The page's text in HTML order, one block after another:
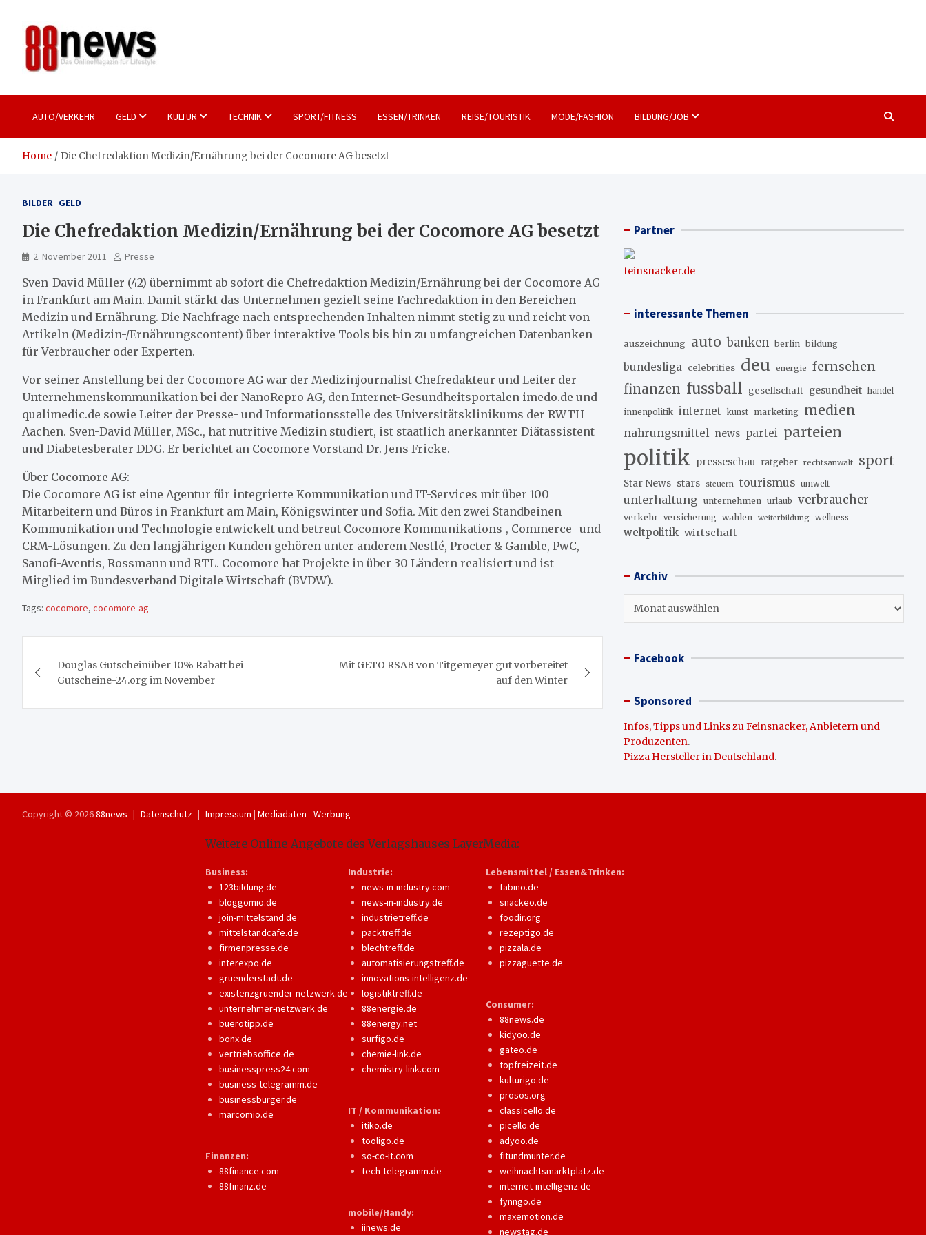
AUTO/VERKEHR GELD KULTUR TECHNIK SPORT/FITNESS ESSEN/TRINKEN REISE/TOURISTIK MODE/FASHION BILDUNG/JOB
Home Die Chefredaktion Medizin/Ernährung bei der Cocomore AG besetzt
BILDER GELD
Die Chefredaktion Medizin/Ernährung bei der Cocomore AG besetzt
2. November 2011 Presse
Sven-David Müller (42) übernimmt ab sofort die Chefredaktion Medizin/Ernährung bei der Cocomore AG
in Frankfurt am Main. Damit stärkt das Unternehmen gezielt seine Fachredaktion in den Bereichen
Medizin und Ernährung. Die Nachfrage nach entsprechenden Inhalten nimmt stetig zu und reicht von
Artikeln (Medizin-/Ernährungscontent) über interaktive Tools bis hin zu umfangreichen Datenbanken
für Verbraucher oder Experten.
Vor seiner Anstellung bei der Cocomore AG war der Medizinjournalist Chefredakteur und Leiter der
Unternehmenskommunikation bei der NanoRepro AG, den Internet-Gesundheitsportalen imedo.de und
qualimedic.de sowie Leiter der Presse- und Informationsstelle des Universitätsklinikums der RWTH
Aachen. Sven-David Müller, MSc., hat nutritive Medizin studiert, ist staatlich anerkannter Diätassistent
und Diabetesberater DDG. Er berichtet an Cocomore-Vorstand Dr. Jens Fricke.
Über Cocomore AG:
Die Cocomore AG ist eine Agentur für integrierte Kommunikation und IT-Services mit über 100
Mitarbeitern und Büros in Frankfurt am Main, Königswinter und Sofia. Mit den zwei Standbeinen
Kommunikation und Technologie entwickelt und betreut Cocomore Kommunikations-, Commerce- und
CRM-Lösungen. Zu den langjährigen Kunden gehören unter anderem Nestlé, Procter & Gamble, PwC,
Sanofi-Aventis, Rossmann und RTL. Cocomore hat Projekte in über 30 Ländern realisiert und ist
Mitglied im Bundesverband Digitale Wirtschaft (BVDW).
Tags: cocomore, cocomore-ag
Douglas Gutscheinüber 10% Rabatt bei
Gutscheine-24.org im November
Mit GETO RSAB von Titgemeyer gut vorbereitet
auf den Winter
Partner
feinsnacker.de
interessante Themen
auszeichnung auto banken berlin bildung
bundesliga celebrities deu energie
fernsehen
finanzen fussball gesellschaft gesundheit handel
innenpolitik internet kunst marketing medien
nahrungsmittel news partei parteien
politik presseschau ratgeber rechtsanwalt sport
Star News stars steuern tourismus umwelt
unterhaltung unternehmen urlaub verbraucher
verkehr versicherung wahlen weiterbildung wellness
weltpolitik wirtschaft
Archiv
Facebook
Sponsored
Infos, Tipps und Links zu Feinsnacker, Anbietern und
Produzenten.
Pizza Hersteller in Deutschland.
Copyright © 202688news Datenschutz Impressum | Mediadaten - Werbung
Weitere Online-Angebote des Verlagshauses LayerMedia:
Business:
123bildung.de
bloggomio.de
join-mittelstand.de
mittelstandcafe.de
firmenpresse.de
interexpo.de
gruenderstadt.de
existenzgruender-netzwerk.de
unternehmer-netzwerk.de
buerotipp.de
bonx.de
vertriebsoffice.de
businesspress24.com
business-telegramm.de
businessburger.de
marcomio.de
Finanzen:
88finance.com
88finanz.de
Industrie:
news-in-industry.com
news-in-industry.de
industrietreff.de
packtreff.de
blechtreff.de
automatisierungstreff.de
innovations-intelligenz.de
logistiktreff.de
88energie.de
88energy.net
surfigo.de
chemie-link.de
chemistry-link.com
IT / Kommunikation:
itiko.de
tooligo.de
so-co-it.com
tech-telegramm.de
mobile/Handy:
iinews.de
Lebensmittel / Essen&Trinken:
fabino.de
snackeo.de
foodir.org
rezeptigo.de
pizzala.de
pizzaguette.de
Consumer:
88news.de
kidyoo.de
gateo.de
topfreizeit.de
kulturigo.de
prosos.org
classicello.de
picello.de
adyoo.de
fitundmunter.de
weihnachtsmarktplatz.de
internet-intelligenz.de
fynngo.de
maxemotion.de
newstag.de